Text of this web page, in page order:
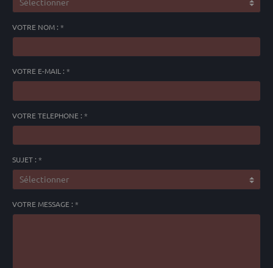
VOTRE NOM :
VOTRE E-MAIL :
VOTRE TELEPHONE :
SUJET :
VOTRE MESSAGE :